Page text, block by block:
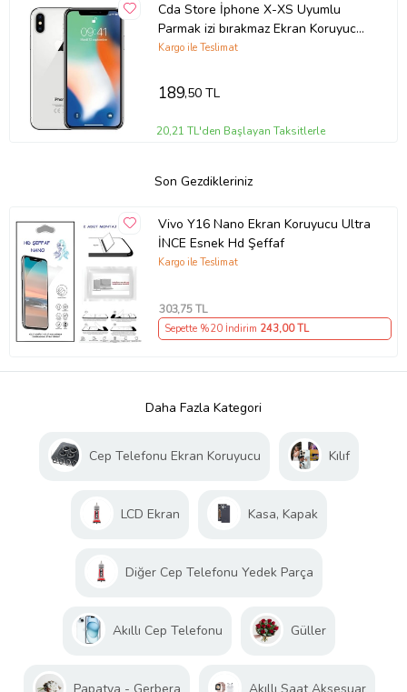
Cda Store İphone X-XS Uyumlu
Parmak izi bırakmaz Ekran Koruyucu
Nano MAT Jelatin
Kargo ile Teslimat
189,50 TL
20,21 TL'den Başlayan Taksitlerle
Son Gezdikleriniz
Vivo Y16 Nano Ekran Koruyucu Ultra
İNCE Esnek Hd Şeffaf
Kargo ile Teslimat
303,75 TL
Sepette %20 İndirim 243,00 TL
Daha Fazla Kategori
Cep Telefonu Ekran Koruyucu Kılıf
LCD Ekran Kasa, Kapak
Diğer Cep Telefonu Yedek Parça
Akıllı Cep Telefonu Güller